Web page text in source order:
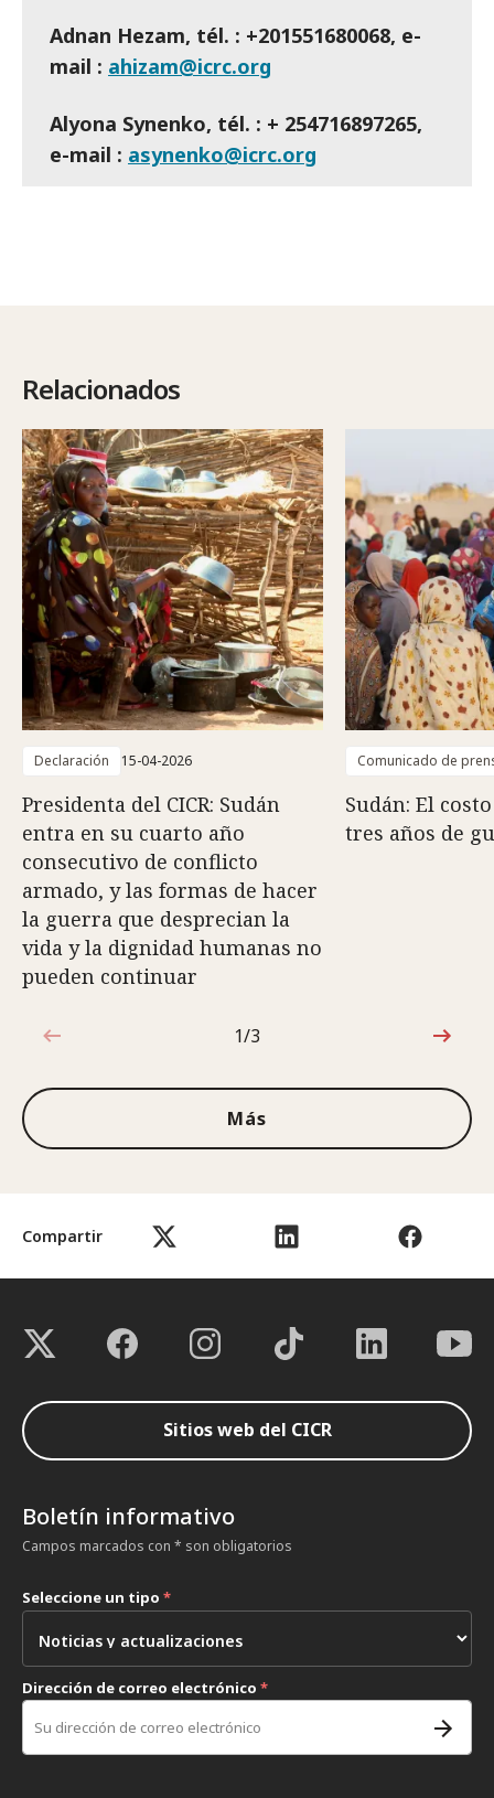
Compartir
Adnan Hezam, tél. : +201551680068, e-
mail : ahizam@icrc.org
Alyona Synenko, tél. : + 254716897265,
e-mail : asynenko@icrc.org
Relacionados
Declaración 15-04-2026
Presidenta del CICR: Sudán
entra en su cuarto año
consecutivo de conflicto
armado, y las formas de hacer
la guerra que desprecian la
vida y la dignidad humanas no
pueden continuar
Comunicado de
Sudán: El
tres años de
1de3
1/3
Más
Sitios web del CICR
Boletín informativo
Campos marcados con * son obligatorios
Seleccione un tipo *
Dirección de correo electrónico *